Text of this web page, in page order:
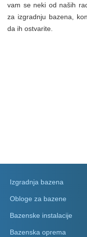
vam se neki od naših
za izgradnju bazena,
da ih ostvarite.
Izgradnja bazena
Obloge za bazene
Bazenske instalacije
Bazenska oprema